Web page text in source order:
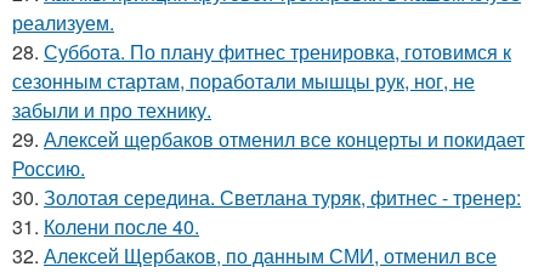
реализуем.
28. Суббота. По плану фитнес тренировка, готовимся к
сезонным стартам, поработали мышцы рук, ног, не
забыли и про технику.
29. Алексей щербаков отменил все концерты и покидает
Россию.
30. Золотая середина. Светлана туряк, фитнес - тренер:
31. Колени после 40.
32. Алексей Щербаков, по данным СМИ, отменил все